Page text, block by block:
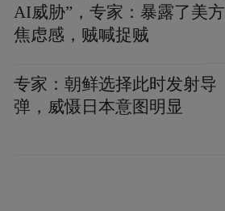
AI威胁”，专家：暴露了美方
焦虑感，贼喊捉贼
专家：朝鲜选择此时发射导
弹，威慑日本意图明显